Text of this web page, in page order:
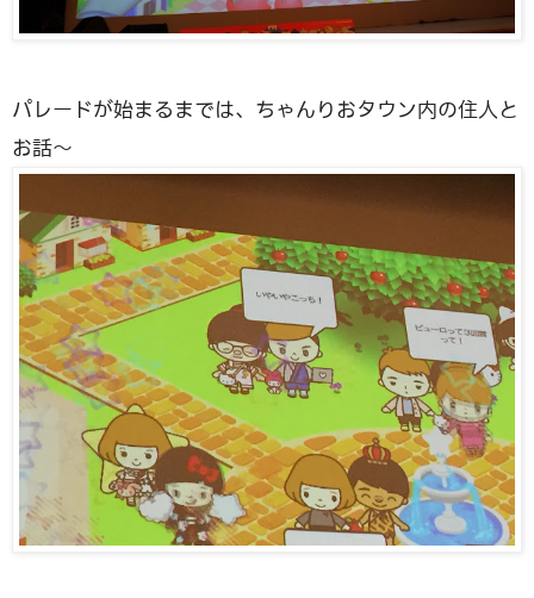
パレードが始まるまでは、ちゃんりおタウン内の住人と
お話〜